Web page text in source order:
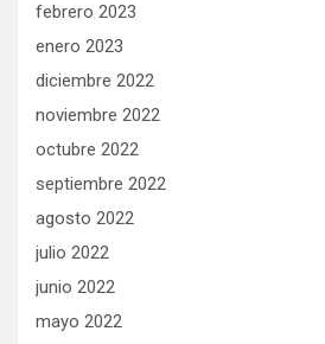
febrero 2023
enero 2023
diciembre 2022
noviembre 2022
octubre 2022
septiembre 2022
agosto 2022
julio 2022
junio 2022
mayo 2022